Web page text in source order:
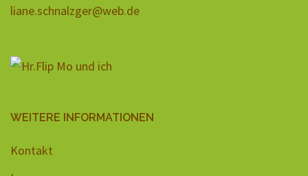
liane.schnalzger@web.de
WEITERE INFORMATIONEN
Kontakt